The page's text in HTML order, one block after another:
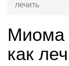
лечить
Миома
как